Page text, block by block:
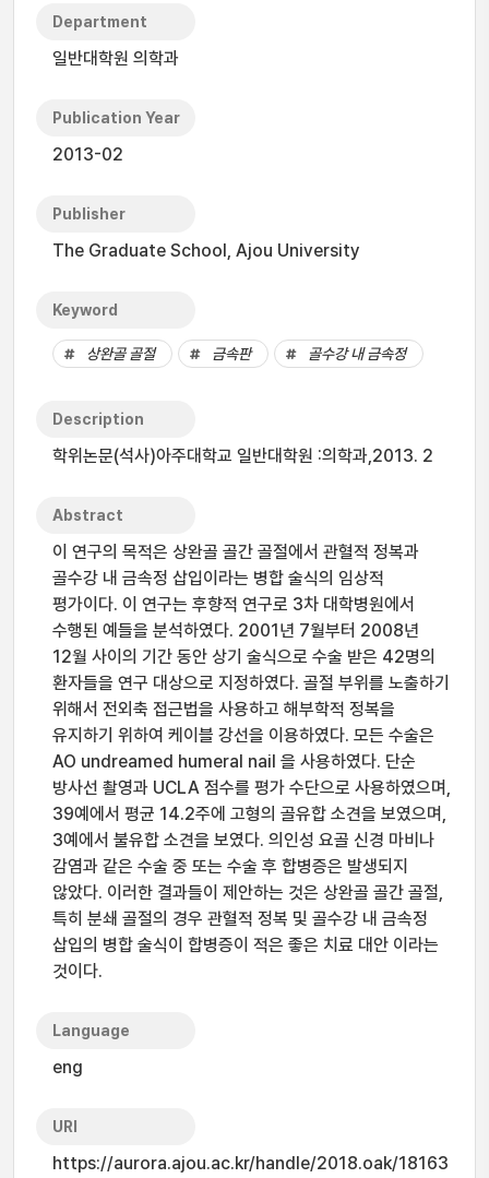
Department
일반대학원 의학과
Publication Year
2013-02
Publisher
The Graduate School, Ajou University
Keyword
상완골 골절 금속판 골수강 내 금속정
Description
학위논문(석사)아주대학교 일반대학원 :의학과,2013. 2
Abstract
이 연구의 목적은 상완골 골간 골절에서 관혈적 정복과
골수강 내 금속정 삽입이라는 병합 술식의 임상적
평가이다. 이 연구는 후향적 연구로 3차 대학병원에서
수행된 예들을 분석하였다. 2001년 7월부터 2008년
12월 사이의 기간 동안 상기 술식으로 수술 받은 42명의
환자들을 연구 대상으로 지정하였다. 골절 부위를 노출하기
위해서 전외축 접근법을 사용하고 해부학적 정복을
유지하기 위하여 케이블 강선을 이용하였다. 모든 수술은
AO undreamed humeral nail 을 사용하였다. 단순
방사선 촬영과 UCLA 점수를 평가 수단으로 사용하였으며,
39예에서 평균 14.2주에 고형의 골유합 소견을 보였으며,
3예에서 불유합 소견을 보였다. 의인성 요골 신경 마비나
감염과 같은 수술 중 또는 수술 후 합병증은 발생되지
않았다. 이러한 결과들이 제안하는 것은 상완골 골간 골절,
특히 분쇄 골절의 경우 관혈적 정복 및 골수강 내 금속정
삽입의 병합 술식이 합병증이 적은 좋은 치료 대안 이라는
것이다.
Language
eng
URI
https://aurora.ajou.ac.kr/handle/2018.oak/18163